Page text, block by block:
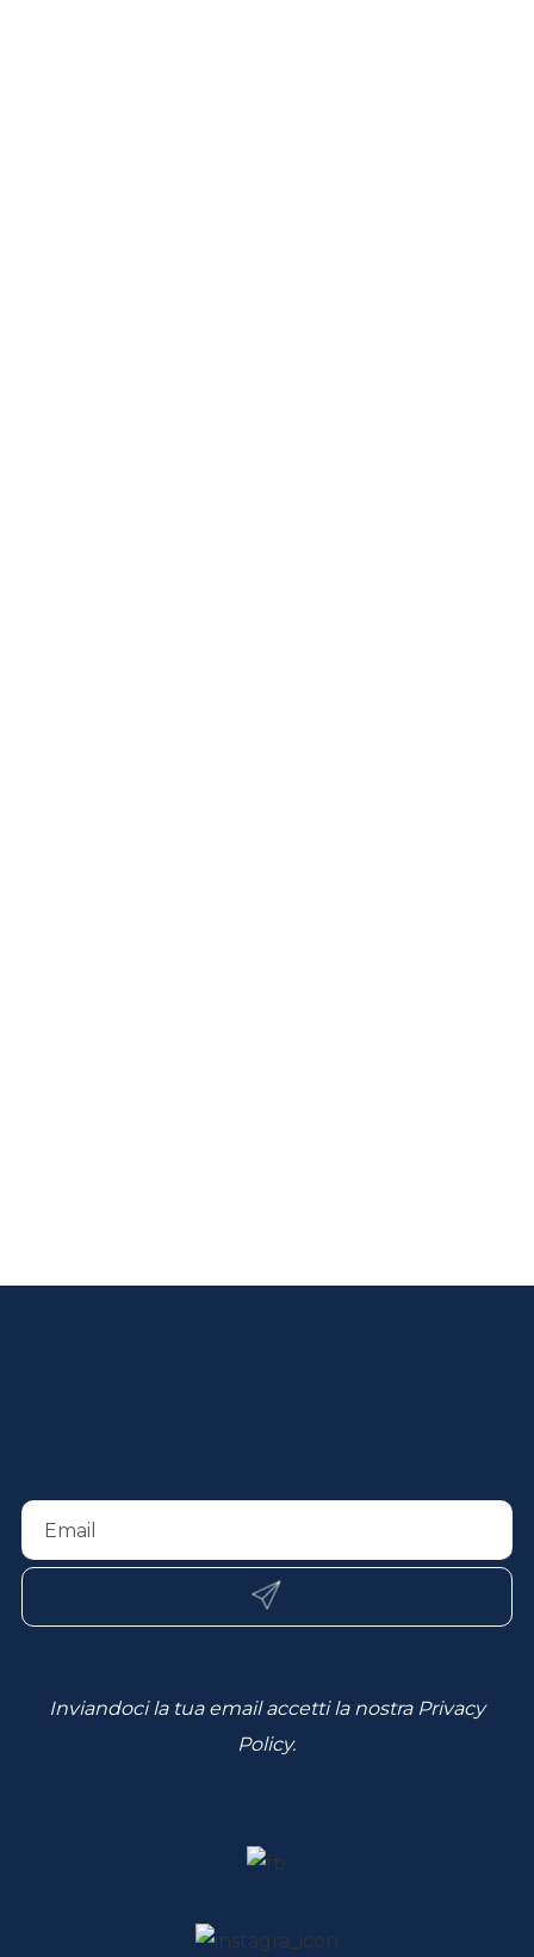
Inviandoci la tua email accetti la nostra Privacy
Policy.